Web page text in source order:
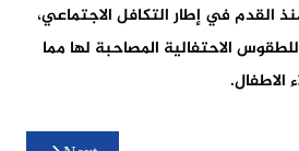
القدم في إطار التكافل الاجتماعي،
الاحتفالية المصاحبة لها مما
الاطفال.